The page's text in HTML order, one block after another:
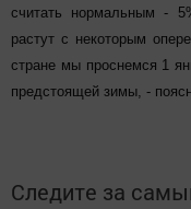
считать нормальным -
растут с некоторым
стране мы проснемся 1
предстоящей зимы, -
Следите за